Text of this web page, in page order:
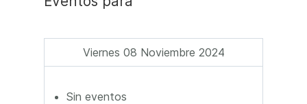
Viernes 08 Noviembre 2024
Sin eventos